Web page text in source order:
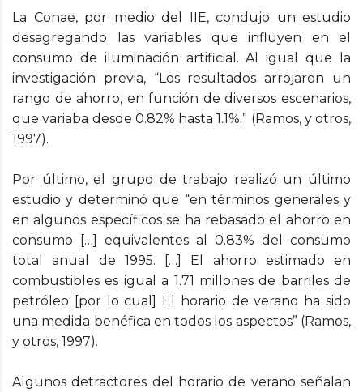
La Conae, por medio del IIE, condujo un estudio
desagregando las variables que influyen en el
consumo de iluminación artificial. Al igual que la
investigación previa, “Los resultados arrojaron un
rango de ahorro, en función de diversos escenarios,
que variaba desde 0.82% hasta 1.1%.” (Ramos, y otros,
1997).
Por último, el grupo de trabajo realizó un último
estudio y determinó que “en términos generales y
en algunos específicos se ha rebasado el ahorro en
consumo […] equivalentes al 0.83% del consumo
total anual de 1995. […] El ahorro estimado en
combustibles es igual a 1.71 millones de barriles de
petróleo [por lo cual] El horario de verano ha sido
una medida benéfica en todos los aspectos” (Ramos,
y otros, 1997).
Algunos detractores del horario de verano señalan